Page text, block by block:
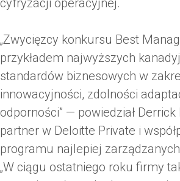
cyfryzacji operacyjnej.
„Zwycięzcy konkursu Best
przykładem najwyższych
standardów biznesowych w
innowacyjności, zdolności
odporności” — powiedział Derrick
partner w Deloitte Private i
programu najlepiej
„W ciągu ostatniego roku firmy